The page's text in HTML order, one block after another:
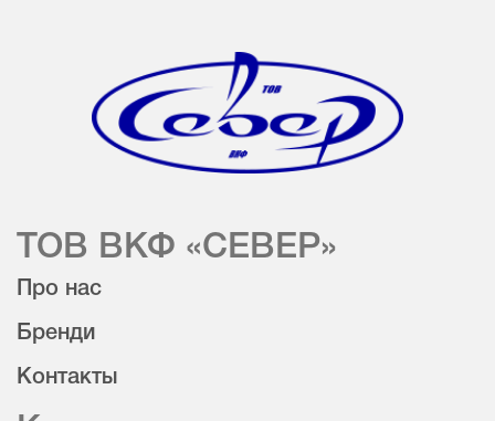
ТОВ ВКФ «СЕВЕР»
Про нас
Бренди
Контакты